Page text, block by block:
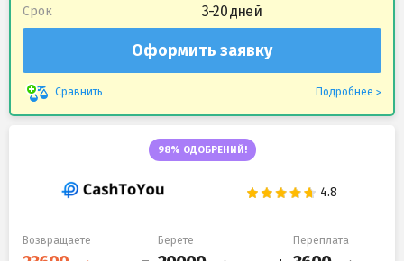
Срок 3-20 дней
Оформить заявку
Сравнить Подробнее
98% ОДОБРЕНИЙ!
Возвращаете Берете Переплата